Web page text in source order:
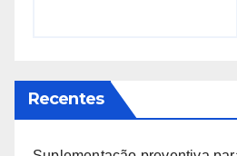
Recentes